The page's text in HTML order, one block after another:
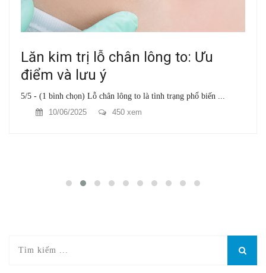
Lăn kim trị lỗ chân lông to: Ưu
điểm và lưu ý
5/5 - (1 bình chọn) Lỗ chân lông to là tình trạng phổ biến ...
10/06/2025
450 xem